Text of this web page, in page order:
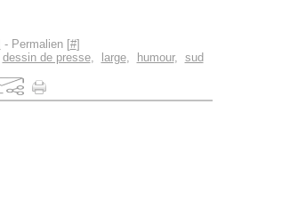
- Permalien [#]
dessin de presse, large, humour, sud